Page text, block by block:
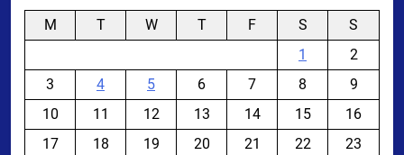
M T W T F S
S
1
2
3
4 5 6 7 8
9
10
11 12 13 14 15
16
17
18 19 20 21 22
23